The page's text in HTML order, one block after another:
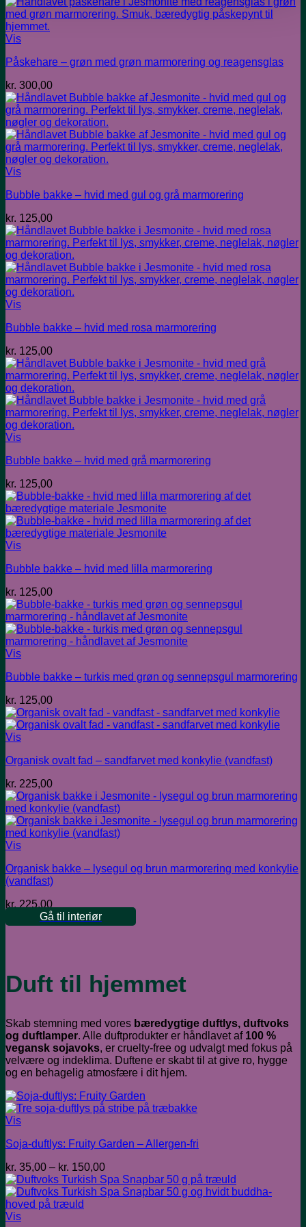
Vis
Påskehare – grøn med grøn marmorering og reagensglas
kr. 300,00
Vis
Bubble bakke – hvid med gul og grå marmorering
kr. 125,00
Vis
Bubble bakke – hvid med rosa marmorering
kr. 125,00
Vis
Bubble bakke – hvid med grå marmorering
kr. 125,00
Vis
Bubble bakke – hvid med lilla marmorering
kr. 125,00
Vis
Bubble bakke – turkis med grøn og sennepsgul marmorering
kr. 125,00
Vis
Organisk ovalt fad – sandfarvet med konkylie (vandfast)
kr. 225,00
Vis
Organisk bakke – lysegul og brun marmorering med konkylie
(vandfast)
kr. 225,00
Gå til interiør
Duft til hjemmet
Skab stemning med vores bæredygtige duftlys, duftvoks
og duftlamper. Alle duftprodukter er håndlavet af 100 %
vegansk sojavoks, er cruelty-free og udvalgt med fokus på
velvære og indeklima. Duftene er skabt til at give ro, hygge
og en behagelig atmosfære i dit hjem.
Vis
Soja-duftlys: Fruity Garden – Allergen-fri
kr. 35,00 – kr. 150,00Prisinterval:
kr. 35,00
til
Vis